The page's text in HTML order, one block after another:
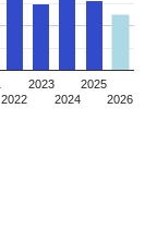
2022
2023
2024
2025
2026